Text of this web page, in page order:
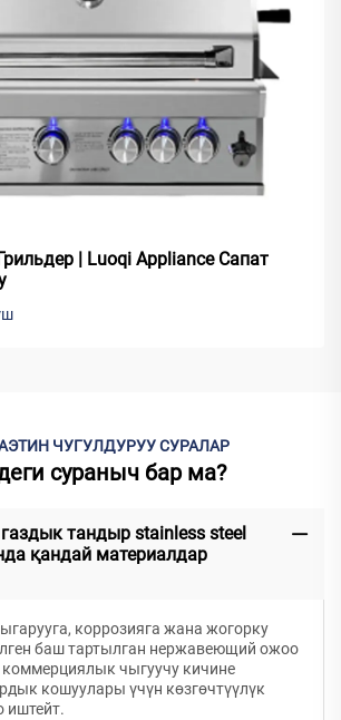
| Luoqi Appliance Сапат
ЧУГУЛДУРУУ СУРАЛАР
сураныч бар ма?
тандыр stainless steel
қандай материалдар
коррозияга жана жогорку
баш тартылган нержавеющий ожоо
коммерциялык чыгуучу кичине
кошуулары үчүн көзгөчтүүлүк
иштейт.